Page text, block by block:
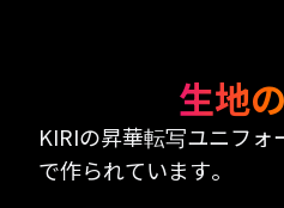
生地
KIRIの昇華転写ユニフォ
で作られています。